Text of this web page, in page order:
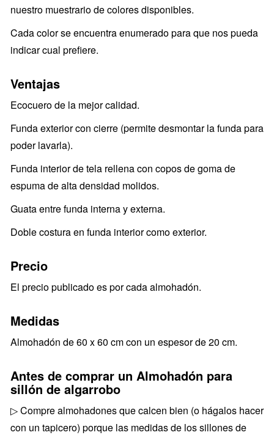
nuestro muestrario de colores disponibles.
Cada color se encuentra enumerado para que nos pueda
indicar cual prefiere.
Ventajas
Ecocuero de la mejor calidad.
Funda exterior con cierre (permite desmontar la funda para
poder lavarla).
Funda interior de tela rellena con copos de goma de
espuma de alta densidad molidos.
Guata entre funda interna y externa.
Doble costura en funda interior como exterior.
Precio
El precio publicado es por cada almohadón.
Medidas
Almohadón de 60 x 60 cm con un espesor de 20 cm.
Antes de comprar un Almohadón para
sillón de algarrobo
▷ Compre almohadones que calcen bien (o hágalos hacer
con un tapicero) porque las medidas de los sillones de